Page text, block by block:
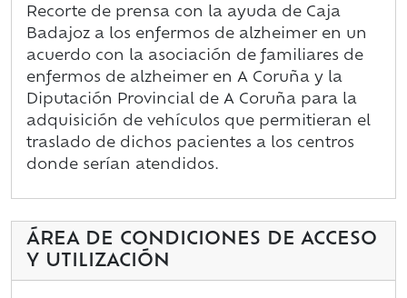
Recorte de prensa con la ayuda de Caja
Badajoz a los enfermos de alzheimer en un
acuerdo con la asociación de familiares de
enfermos de alzheimer en A Coruña y la
Diputación Provincial de A Coruña para la
adquisición de vehículos que permitieran el
traslado de dichos pacientes a los centros
donde serían atendidos.
ÁREA DE CONDICIONES DE ACCESO
Y UTILIZACIÓN